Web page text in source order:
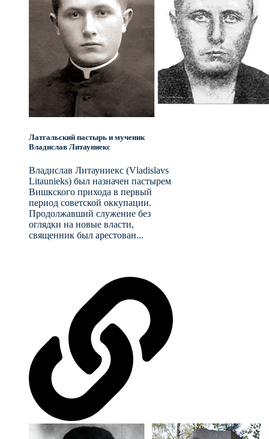
Латгальский пастырь и мученик
Владислав Литауниекс
Владислав Литауниекс (Vladislavs
Litaunieks) был назначен пастырем
Вишкского прихода в первый
период советской оккупации.
Продолжавший служение без
оглядки на новые власти,
священник был арестован...